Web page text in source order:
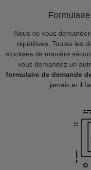
Nous ne vous
répétitives. Toutes les
stockées de manière
vous demandez un
formulaire de demande
jamais et il